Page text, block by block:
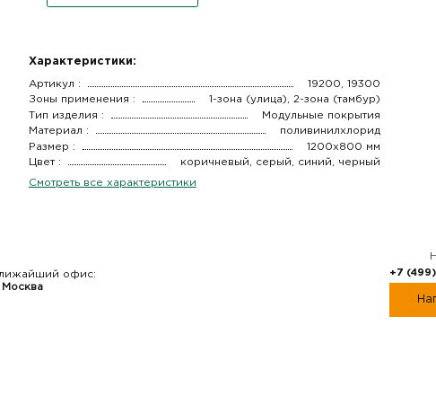
Характеристики:
Артикул :
19200, 19300
Зоны применения :
1-зона (улица), 2-зона (тамбур)
Тип изделия :
Модульные покрытия
Материал :
поливинилхлорид
Размер :
1200х800 мм
Цвет :
коричневый, серый, синий, черный
Смотреть все характеристики
офис:
Москва
+7 (499)